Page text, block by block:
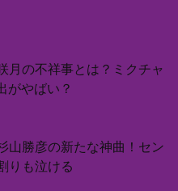
月の不祥事とは？ミクチャ
がやばい？
勝彦の新たな神曲！セン
りも泣ける